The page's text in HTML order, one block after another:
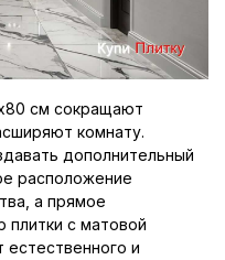
см сокращают
комнату.
дополнительный
расположение
а прямое
плитки с матовой
и